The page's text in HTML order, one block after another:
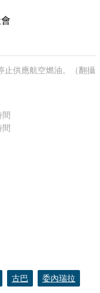
止供應航空燃油。（翻攝
間
間
古巴
委內瑞拉